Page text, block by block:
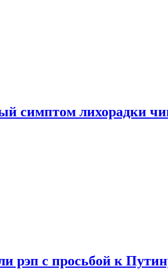
симптом лихорадки
рэп с просьбой к